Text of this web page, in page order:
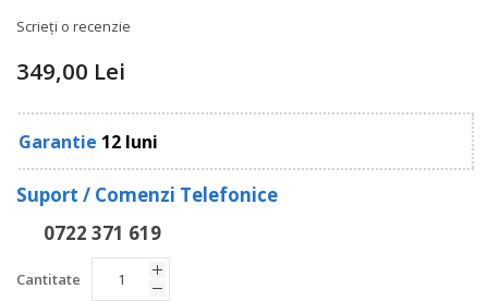
images
Scrieți o recenzie
349,00 Lei
Garantie 12 luni
Suport / Comenzi Telefonice
0722 371 619
Cantitate